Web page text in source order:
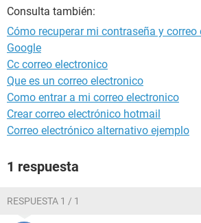
Consulta también:
Cómo recuperar mi contraseña y correo
Google
Cc correo electronico
Que es un correo electronico
Como entrar a mi correo electronico
Crear correo electrónico hotmail
Correo electrónico alternativo ejemplo
1 respuesta
RESPUESTA 1 / 1